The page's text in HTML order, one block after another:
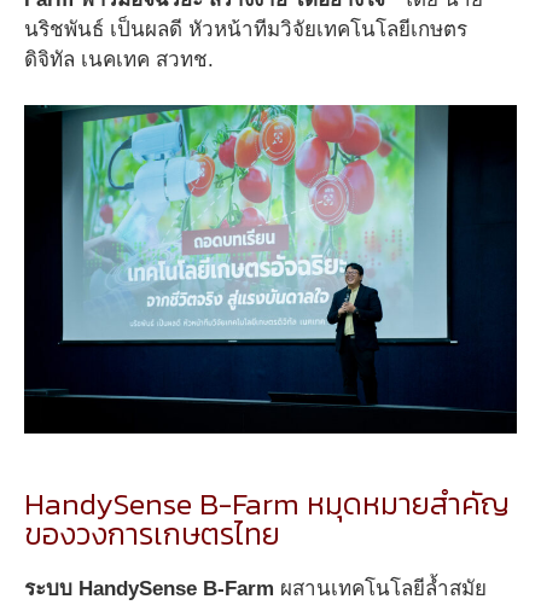
นริชพันธ์ เป็นผลดี หัวหน้าทีมวิจัยเทคโนโลยีเกษตร
ดิจิทัล เนคเทค สวทช.
HandySense B-Farm หมุดหมายสำคัญ
ของวงการเกษตรไทย
ระบบ HandySense B-Farm ผสานเทคโนโลยีล้ำสมัย